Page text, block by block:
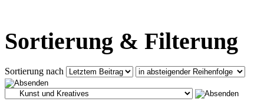
Sortierung & Filterung
Sortierung nach